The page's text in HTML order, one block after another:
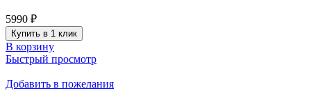
5990 ₽
Купить в 1 клик
В корзину
Быстрый просмотр
Добавить в пожелания